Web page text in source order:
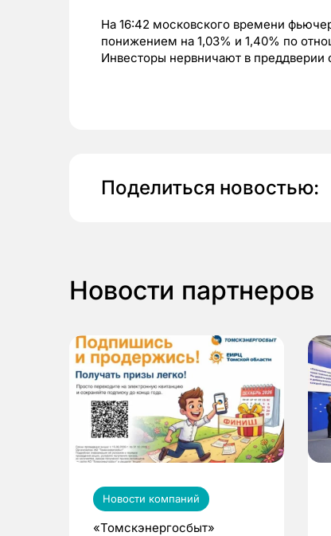
На 16:42 московского времени
понижением на 1,03% и 1,40% по
Инвесторы нервничают в преддверии
Поделиться новостью:
Новости партнеров
Новости компаний
«Томскэнергосбыт»